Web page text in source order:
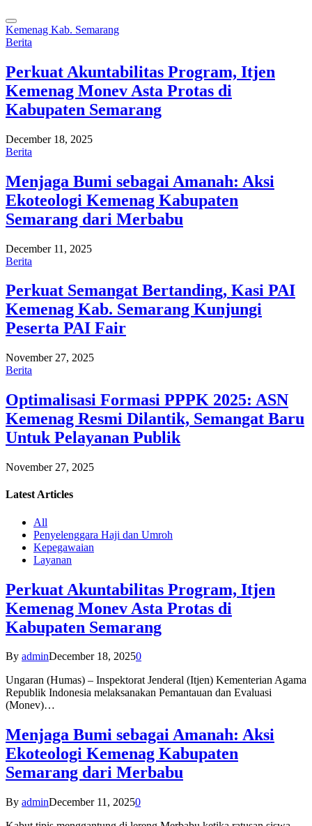
Kemenag Kab. Semarang
Berita
Perkuat Akuntabilitas Program, Itjen
Kemenag Monev Asta Protas di
Kabupaten Semarang
December 18, 2025
Berita
Menjaga Bumi sebagai Amanah: Aksi
Ekoteologi Kemenag Kabupaten
Semarang dari Merbabu
December 11, 2025
Berita
Perkuat Semangat Bertanding, Kasi PAI
Kemenag Kab. Semarang Kunjungi
Peserta PAI Fair
November 27, 2025
Berita
Optimalisasi Formasi PPPK 2025: ASN
Kemenag Resmi Dilantik, Semangat Baru
Untuk Pelayanan Publik
November 27, 2025
Latest Articles
All
Penyelenggara Haji dan Umroh
Kepegawaian
Layanan
Perkuat Akuntabilitas Program, Itjen
Kemenag Monev Asta Protas di
Kabupaten Semarang
By adminDecember 18, 20250
Ungaran (Humas) – Inspektorat Jenderal (Itjen) Kementerian Agama
Republik Indonesia melaksanakan Pemantauan dan Evaluasi
(Monev)…
Menjaga Bumi sebagai Amanah: Aksi
Ekoteologi Kemenag Kabupaten
Semarang dari Merbabu
By adminDecember 11, 20250